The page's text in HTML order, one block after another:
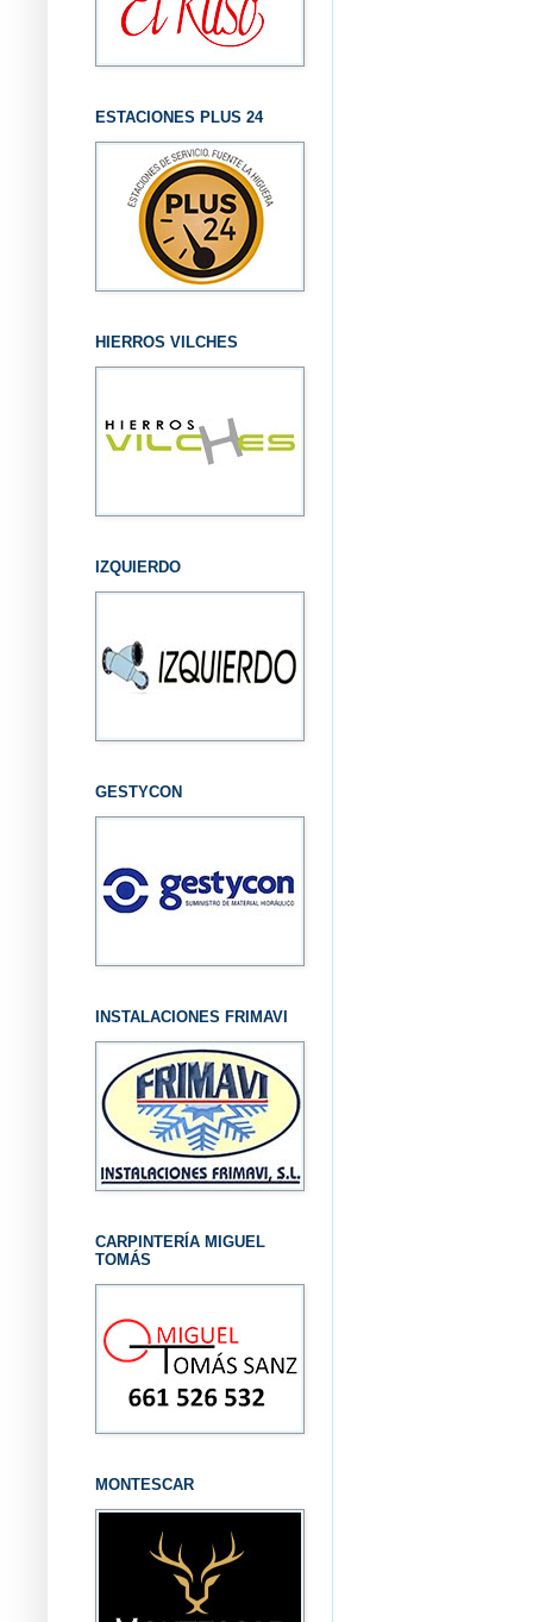
ESTACIONES PLUS 24
HIERROS VILCHES
IZQUIERDO
GESTYCON
INSTALACIONES FRIMAVI
CARPINTERÍA MIGUEL
TOMÁS
MONTESCAR